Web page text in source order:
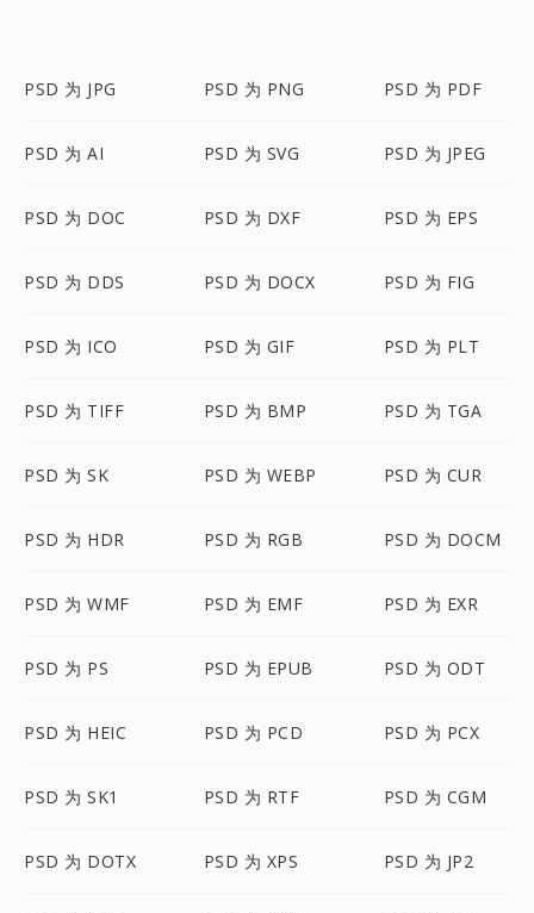
PSD 为 JPG PSD 为 PNG PSD 为 PDF
PSD 为 AI PSD 为 SVG PSD 为 JPEG
PSD 为 DOC PSD 为 DXF PSD 为 EPS
PSD 为 DDS PSD 为 DOCX PSD 为 FIG
PSD 为 ICO PSD 为 GIF PSD 为 PLT
PSD 为 TIFF PSD 为 BMP PSD 为 TGA
PSD 为 SK PSD 为 WEBP PSD 为 CUR
PSD 为 HDR PSD 为 RGB PSD 为 DOCM
PSD 为 WMF PSD 为 EMF PSD 为 EXR
PSD 为 PS PSD 为 EPUB PSD 为 ODT
PSD 为 HEIC PSD 为 PCD PSD 为 PCX
PSD 为 SK1 PSD 为 RTF PSD 为 CGM
PSD 为 DOTX PSD 为 XPS PSD 为 JP2